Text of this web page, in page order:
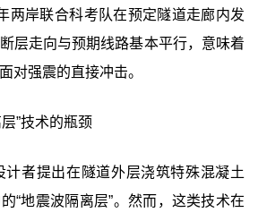
两岸联合科考队在预定隧道走廊内发
层走向与预期线路基本平行，意味着
对强震的直接冲击。
”技术的瓶颈
计者提出在隧道外层浇筑特殊混凝土
“地震波隔离层”。然而，这类技术在